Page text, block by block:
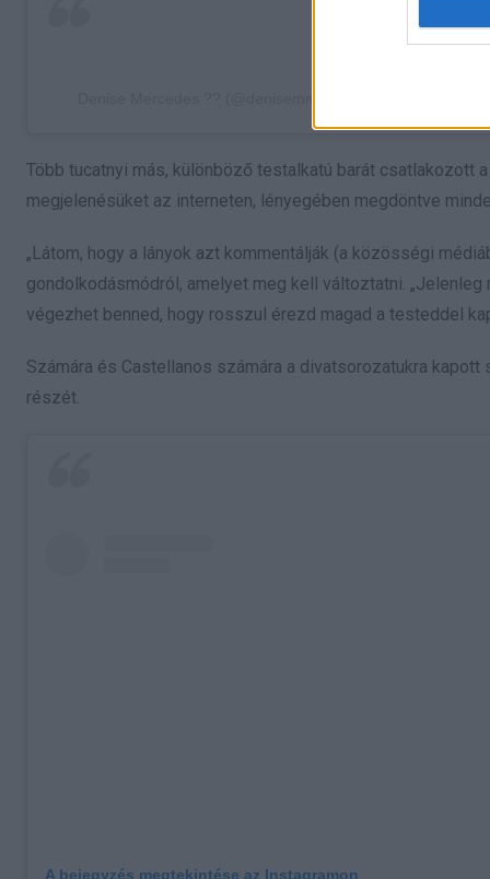
Több tucatnyi más, különböző testalkatú barát
megjelenésüket az interneten, lényegében megdöntve
„Látom, hogy a lányok azt kommentálják (a közösségi
gondolkodásmódról, amelyet meg kell változtatni.
végezhet benned, hogy rosszul érezd magad a testeddel
Számára és Castellanos számára a divatsorozatukra
részét.
A bejegyzés megtekintése az Instagramon